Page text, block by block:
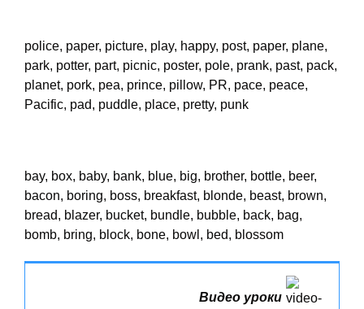
police, paper, picture, play, happy, post, paper, plane,
park, potter, part, picnic, poster, pole, prank, past, pack,
planet, pork, pea, prince, pillow, PR, pace, peace,
Pacific, pad, puddle, place, pretty, punk
bay, box, baby, bank, blue, big, brother, bottle, beer,
bacon, boring, boss, breakfast, blonde, beast, brown,
bread, blazer, bucket, bundle, bubble, back, bag,
bomb, bring, block, bone, bowl, bed, blossom
Видео уроки